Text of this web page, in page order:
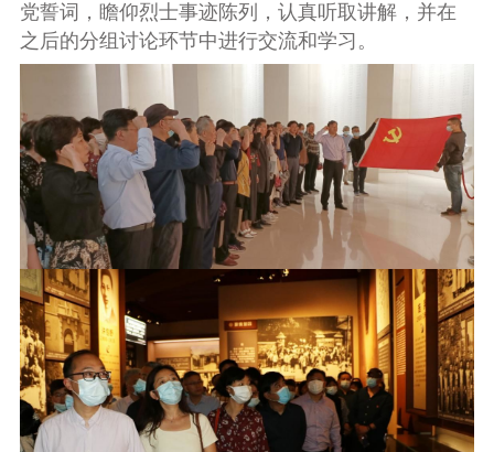
党誓词，瞻仰烈士事迹陈列，认真听取讲解，并在
之后的分组讨论环节中进行交流和学习。